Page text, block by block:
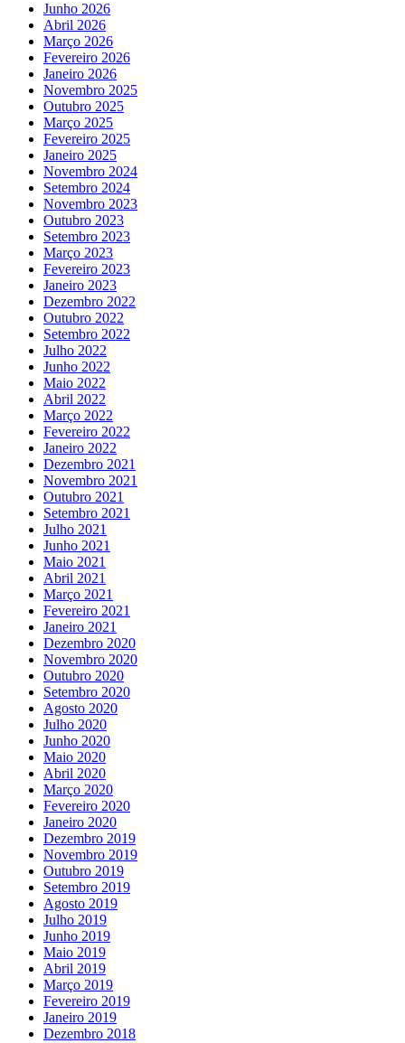
Junho 2026
Abril 2026
Março 2026
Fevereiro 2026
Janeiro 2026
Novembro 2025
Outubro 2025
Março 2025
Fevereiro 2025
Janeiro 2025
Novembro 2024
Setembro 2024
Novembro 2023
Outubro 2023
Setembro 2023
Março 2023
Fevereiro 2023
Janeiro 2023
Dezembro 2022
Outubro 2022
Setembro 2022
Julho 2022
Junho 2022
Maio 2022
Abril 2022
Março 2022
Fevereiro 2022
Janeiro 2022
Dezembro 2021
Novembro 2021
Outubro 2021
Setembro 2021
Julho 2021
Junho 2021
Maio 2021
Abril 2021
Março 2021
Fevereiro 2021
Janeiro 2021
Dezembro 2020
Novembro 2020
Outubro 2020
Setembro 2020
Agosto 2020
Julho 2020
Junho 2020
Maio 2020
Abril 2020
Março 2020
Fevereiro 2020
Janeiro 2020
Dezembro 2019
Novembro 2019
Outubro 2019
Setembro 2019
Agosto 2019
Julho 2019
Junho 2019
Maio 2019
Abril 2019
Março 2019
Fevereiro 2019
Janeiro 2019
Dezembro 2018